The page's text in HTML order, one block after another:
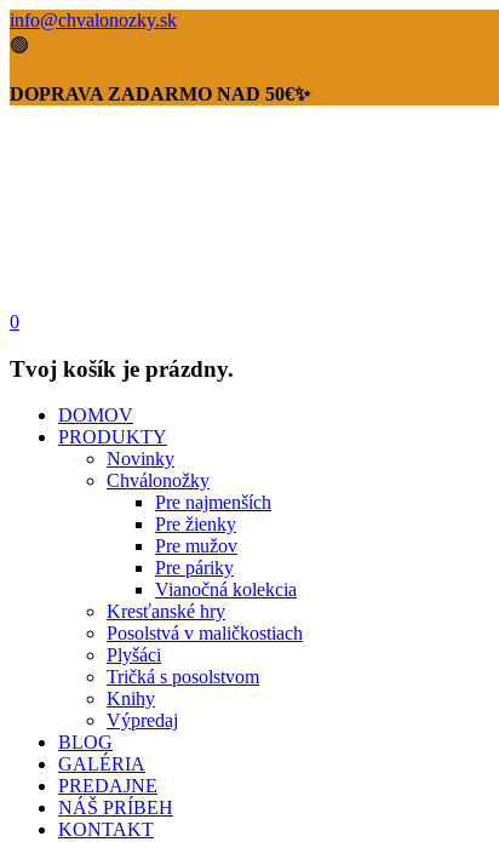
info@chvalonozky.sk
🟢
DOPRAVA ZADARMO NAD 50€✨
0
Tvoj košík je prázdny.
DOMOV
PRODUKTY
Novinky
Chválonožky
Pre najmenších
Pre žienky
Pre mužov
Pre páriky
Vianočná kolekcia
Kresťanské hry
Posolstvá v maličkostiach
Plyšáci
Tričká s posolstvom
Knihy
Výpredaj
BLOG
GALÉRIA
PREDAJNE
NÁŠ PRÍBEH
KONTAKT